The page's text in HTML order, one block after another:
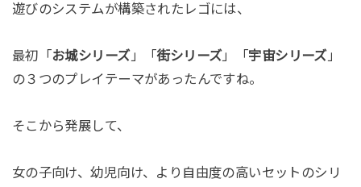
遊びのシステムが構築されたレゴには、
最初「お城シリーズ」「街シリーズ」「宇宙シリーズ」
の３つのプレイテーマがあったんですね。
そこから発展して、
女の子向け、幼児向け、より自由度の高いセットのシリ